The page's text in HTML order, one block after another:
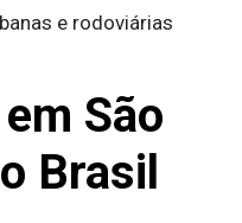
e rodoviárias
São
Brasil